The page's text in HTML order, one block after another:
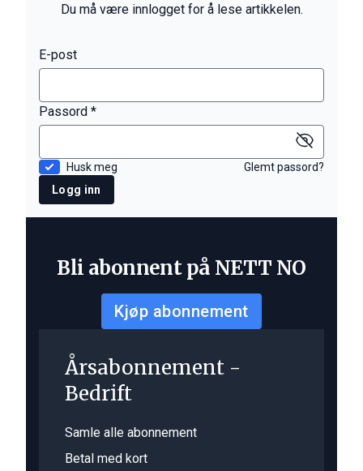
Du må være innlogget for å lese artikkelen.
E-post
Passord *
Husk meg
Glemt passord?
Logg inn
Bli abonnent på NETT NO
Kjøp abonnement
Årsabonnement -
Bedrift
Samle alle abonnement
Betal med kort